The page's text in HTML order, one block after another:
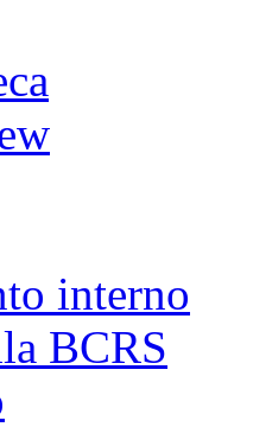
interno
BCRS